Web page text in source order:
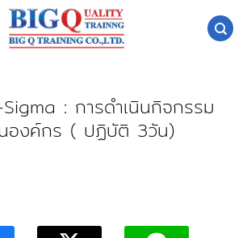
: การดำเนินกิจกรรม
องค์กร ( ปฏิบัติ 3วัน)